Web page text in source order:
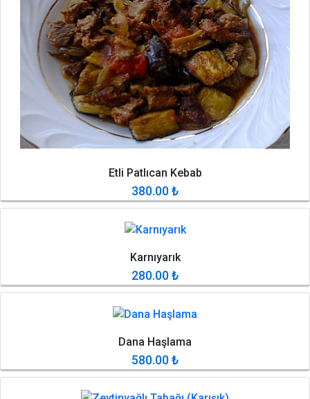
Etli Patlıcan Kebab
380.00₺
Karnıyarık
280.00₺
Dana Haşlama
580.00₺